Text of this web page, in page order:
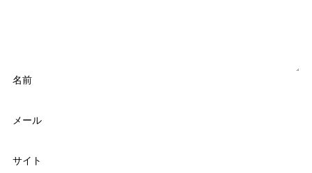
名前
メール
サイト